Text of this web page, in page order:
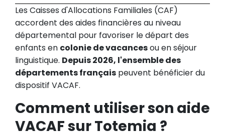
L'Aide aux Vacances Enfants (AVEL /
AVE)
Les Caisses d'Allocations Familiales (CAF)
accordent des aides financières au niveau
départemental pour favoriser le départ des
enfants en colonie de vacancesou en séjour
linguistique. Depuis 2026, l'ensemble des
départements français peuvent bénéficier du
dispositif VACAF.
Comment utiliser son aide
VACAF sur Totemia ?